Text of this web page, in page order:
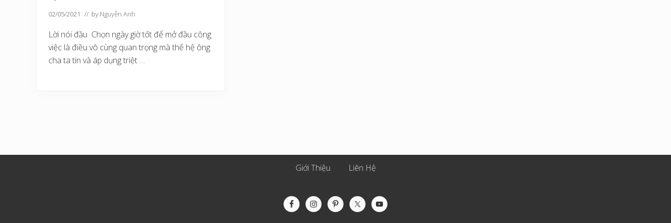
02/05/2021 // by Nguyễn Anh
Lời nói đầu Chọn ngày giờ tốt để mở đầu công
việc là điều vô cùng quan trọng mà thế hệ ông
cha ta tin và áp dụng triệt …
Giới Thiệu Liên Hệ